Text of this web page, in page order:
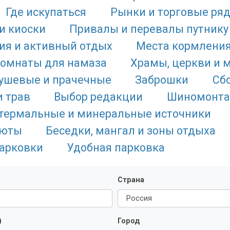
Где искупаться
Рынки и торговые
киоски
Привалы и перевалы путнику
и активный отдых
Места
для намаза
Храмы, церкви и
и прачечные
Заброшки
трав
Выбор редакции
и минеральные источники
Беседки, мангал и зоны отдыха
Удобная парковка
Страна
Город